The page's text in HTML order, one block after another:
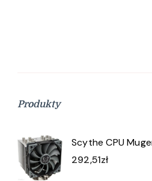
Produkty
Scythe CPU
292,51zł